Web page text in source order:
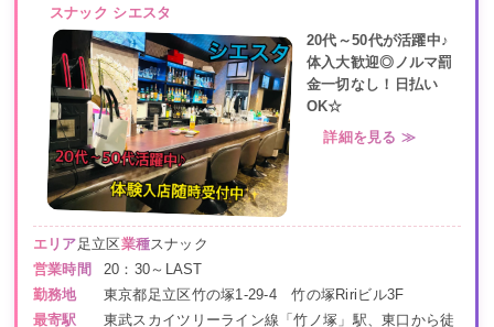
スナック シエスタ
20代～50代が活躍中♪
体入大歓迎◎ノルマ罰
金一切なし！日払い
OK☆
詳細を見る ≫
エリア足立区業種スナック
営業時間
20：30～LAST
勤務地
東京都足立区竹の塚1-29-4 竹の塚Ririビル3F
最寄駅
東武スカイツリーライン線「竹ノ塚」駅、東口から徒